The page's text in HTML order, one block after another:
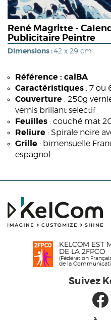
René Magritte -
Publicitaire Peintre
Dimensions : 42 x 29 cm
Référence : calBA
Caractéristiques : 7 ou
Couverture : 250g
vernis brillant selectif
Feuilles : couché mat
Reliure : Spirale noire
Grille : bimensuelle
espagnol
KELCOM EST
DE LA 2FPCO
(Fédération
de la
Suivez